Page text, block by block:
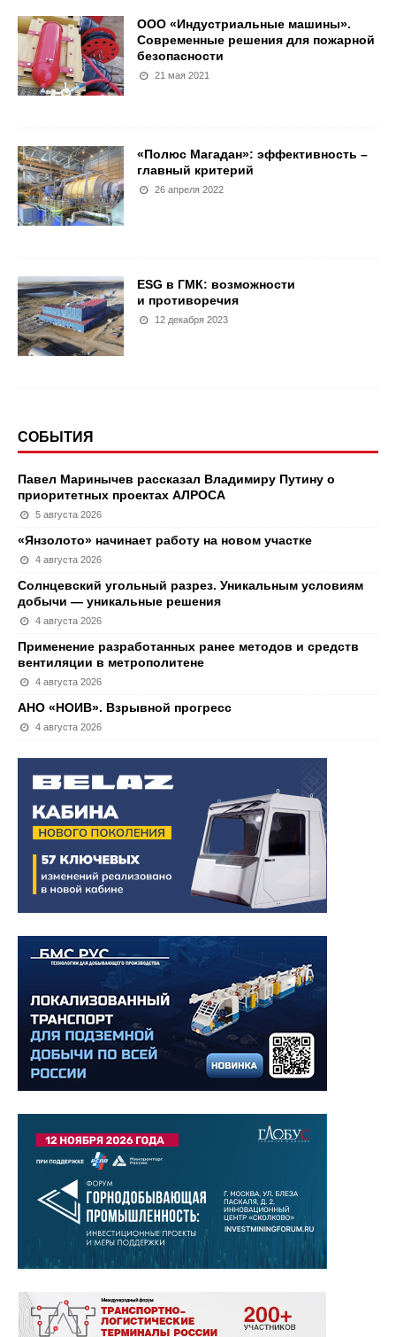
ООО «Индустриальные машины».
Современные решения для пожарной
безопасности
21 мая 2021
«Полюс Магадан»: эффективность –
главный критерий
26 апреля 2022
ESG в ГМК: возможности
и противоречия
12 декабря 2023
СОБЫТИЯ
Павел Маринычев рассказал Владимиру Путину о
приоритетных проектах АЛРОСА
5 августа 2026
«Янзолото» начинает работу на новом участке
4 августа 2026
Солнцевский угольный разрез. Уникальным условиям
добычи — уникальные решения
4 августа 2026
Применение разработанных ранее методов и средств
вентиляции в метрополитене
4 августа 2026
АНО «НОИВ». Взрывной прогресс
4 августа 2026